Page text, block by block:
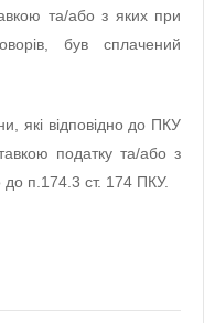
та/або з яких при
був сплачений
які відповідно до ПКУ
податку та/або з
до п.174.3 ст. 174 ПКУ.